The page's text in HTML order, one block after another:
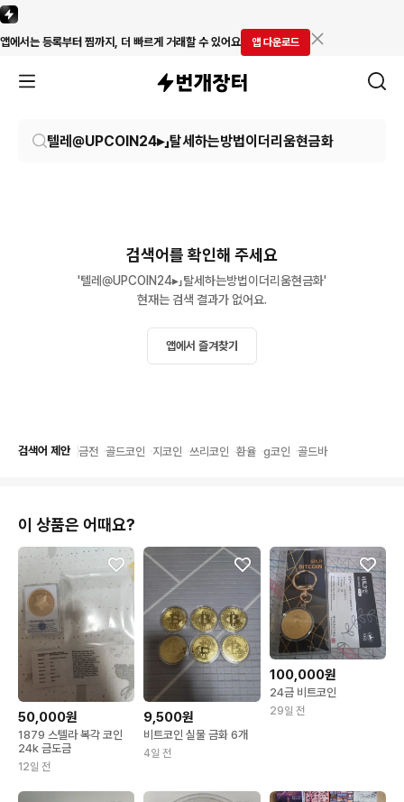
앱에서는 등록부터 찜까지, 더 빠르게 거래할 수 있어요 앱 다운로드
검색어를 확인해 주세요
'텔레@UPCOIN24▸」탈세하는방법이더리움현금화'
현재는 검색 결과가 없어요.
앱에서 즐겨찾기
검색어 제안 금전 골드코인 지코인 쓰리코인 환율 g코인 골드바
이 상품은 어때요?
50,000원
1879 스텔라 복각 코인
24k 금도금
12일 전
9,500원
비트코인 실물 금화 6개
4일 전
100,000원
24금 비트코인
29일 전